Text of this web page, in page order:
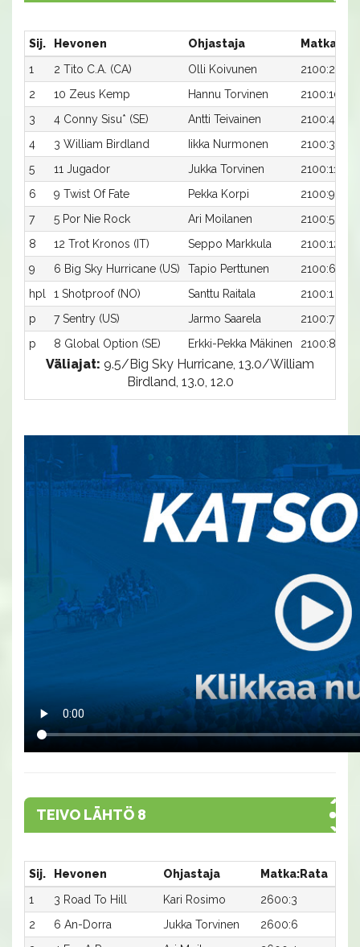
Sij. Hevonen Ohjastaja
1
2 Tito C.A. (CA) Olli Koivunen
2100:2
2
10 Zeus Kemp Hannu Torvinen
2100:10
3
4 Conny Sisu* (SE) Antti Teivainen
2100:4
4
3 William Birdland Iikka Nurmonen
2100:3
5
11 Jugador Jukka Torvinen
2100:11
6
9 Twist Of Fate Pekka Korpi
2100:9
7
5 Por Nie Rock Ari Moilanen
2100:5
8
12 Trot Kronos (IT) Seppo Markkula
2100:12
9
6 Big Sky Hurricane (US) Tapio Perttunen
2100:6
hpl
1 Shotproof (NO) Santtu Raitala
2100:1
p
7 Sentry (US) Jarmo Saarela
2100:7
p
8 Global Option (SE) Erkki-Pekka Mäkinen 2100:8
Väliajat: 9.5/Big Sky Hurricane, 13.0/William
Birdland, 13.0, 12.0
TEIVO LÄHTÖ 8
Sij. Hevonen Ohjastaja Matka:Rata
1
3 Road To Hill Kari Rosimo 2600:3
2
6 An-Dorra Jukka Torvinen 2600:6